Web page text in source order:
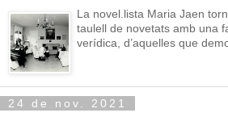
La novel.lista Maria Jaen
taulell de novetats amb una
verídica, d’aquelles que
24 de nov. 2021